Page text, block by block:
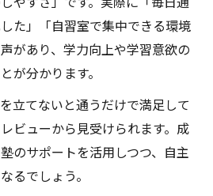
た」「自習室で集中できる環境
があり、学力向上や学習意欲の
が分かります。
立てないと通うだけで満足して
ビューから見受けられます。成
のサポートを活用しつつ、自主
るでしょう。